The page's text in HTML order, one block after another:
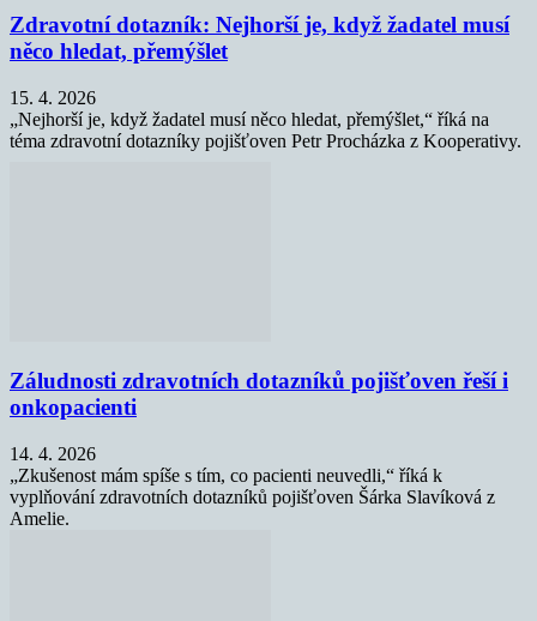
Zdravotní dotazník: Nejhorší je, když žadatel musí
něco hledat, přemýšlet
15. 4. 2026
„Nejhorší je, když žadatel musí něco hledat, přemýšlet,“ říká na
téma zdravotní dotazníky pojišťoven Petr Procházka z Kooperativy.
Záludnosti zdravotních dotazníků pojišťoven řeší i
onkopacienti
14. 4. 2026
„Zkušenost mám spíše s tím, co pacienti neuvedli,“ říká k
vyplňování zdravotních dotazníků pojišťoven Šárka Slavíková z
Amelie.